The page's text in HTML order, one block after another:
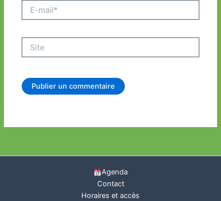
mail*
Agenda
Contact
Horaires et accès